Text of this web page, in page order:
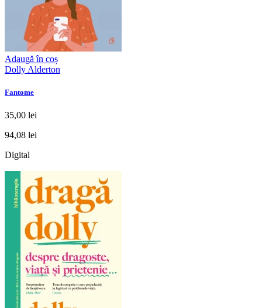
Adaugă în coș
Dolly Alderton
Fantome
35,00 lei
94,08 lei
Digital